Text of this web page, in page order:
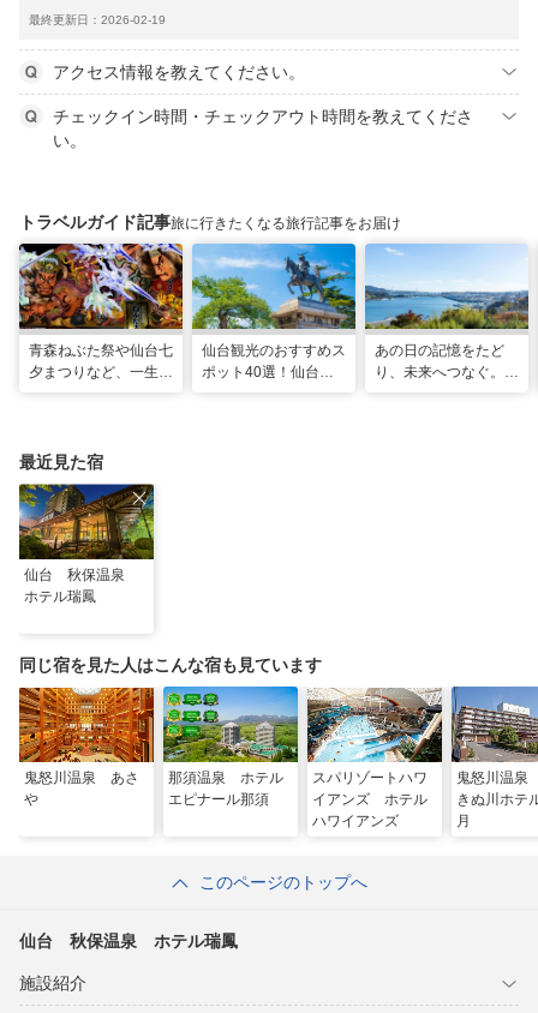
最終更新日：2026-02-19
アクセス情報を教えてください。
チェックイン時間・チェックアウト時間を教えてくださ
い。
トラベルガイド記事旅に行きたくなる旅行記事をお届け
青森ねぶた祭や仙台七
夕まつりなど、一生に
仙台観光のおすすめス
ポット40選！仙台旅
あの日の記憶をたど
り、未来へつなぐ。宮
最近見た宿
仙台 秋保温泉
ホテル瑞鳳
同じ宿を見た人はこんな宿も見ています
鬼怒川温泉 あさ
や
那須温泉 ホテル
エピナール那須
スパリゾートハワ
イアンズ ホテル
ハワイアンズ
鬼怒川温
きぬ川ホテ
月
このページのトップへ
仙台 秋保温泉 ホテル瑞鳳
施設紹介